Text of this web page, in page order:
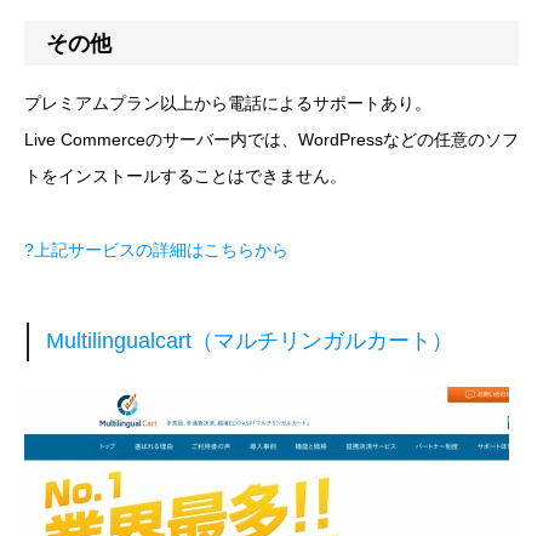
その他
プレミアムプラン以上から電話によるサポートあり。
Live Commerceのサーバー内では、WordPressなどの任意のソフ
トをインストールすることはできません。
?上記サービスの詳細はこちらから
Multilingualcart（マルチリンガルカート）